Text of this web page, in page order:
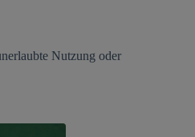
Nutzung oder